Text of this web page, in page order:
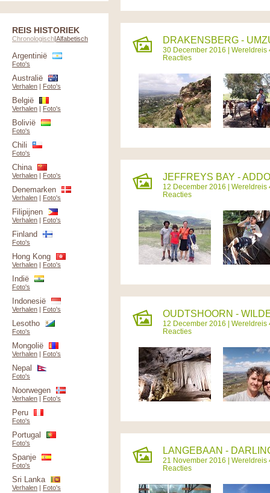
DRAKENSBERG -
30 December 2016 | Wereldreis
Reacties
JEFFREYS BAY -
12 December 2016 | Wereldreis
Reacties
OUDTSHOORN -
12 December 2016 | Wereldreis
Reacties
LANGEBAAN -
21 November 2016 | Wereldreis
Reacties
REIS HISTORIEK
Chronologisch|Alfabetisch
Argentinië
Foto's
Australië
Verhalen | Foto's
België
Verhalen | Foto's
Bolivië
Foto's
Chili
Foto's
China
Verhalen | Foto's
Denemarken
Verhalen | Foto's
Filipijnen
Verhalen | Foto's
Finland
Foto's
Hong Kong
Verhalen | Foto's
Indië
Foto's
Indonesië
Verhalen | Foto's
Lesotho
Foto's
Mongolië
Verhalen | Foto's
Nepal
Foto's
Noorwegen
Verhalen | Foto's
Peru
Foto's
Portugal
Foto's
Spanje
Foto's
Sri Lanka
Verhalen | Foto's